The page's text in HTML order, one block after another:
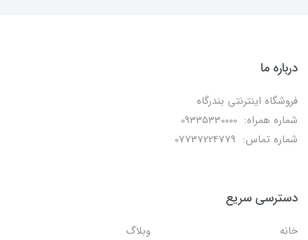
درباره ما
فروشگاه اینترنتی بندرگاه
شماره همراه: 09335330000
شماره تماس: 07737224779
دسترسی سریع
خانه
وبلاگ